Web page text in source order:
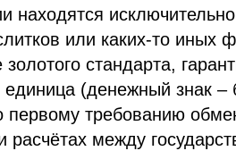
находятся
или каких-то иных
стандарта,
(денежный знак
первому требованию
расчётах между